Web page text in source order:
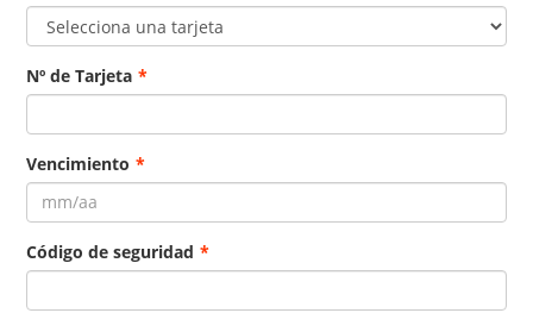
Nº de Tarjeta *
Vencimiento *
Código de seguridad *